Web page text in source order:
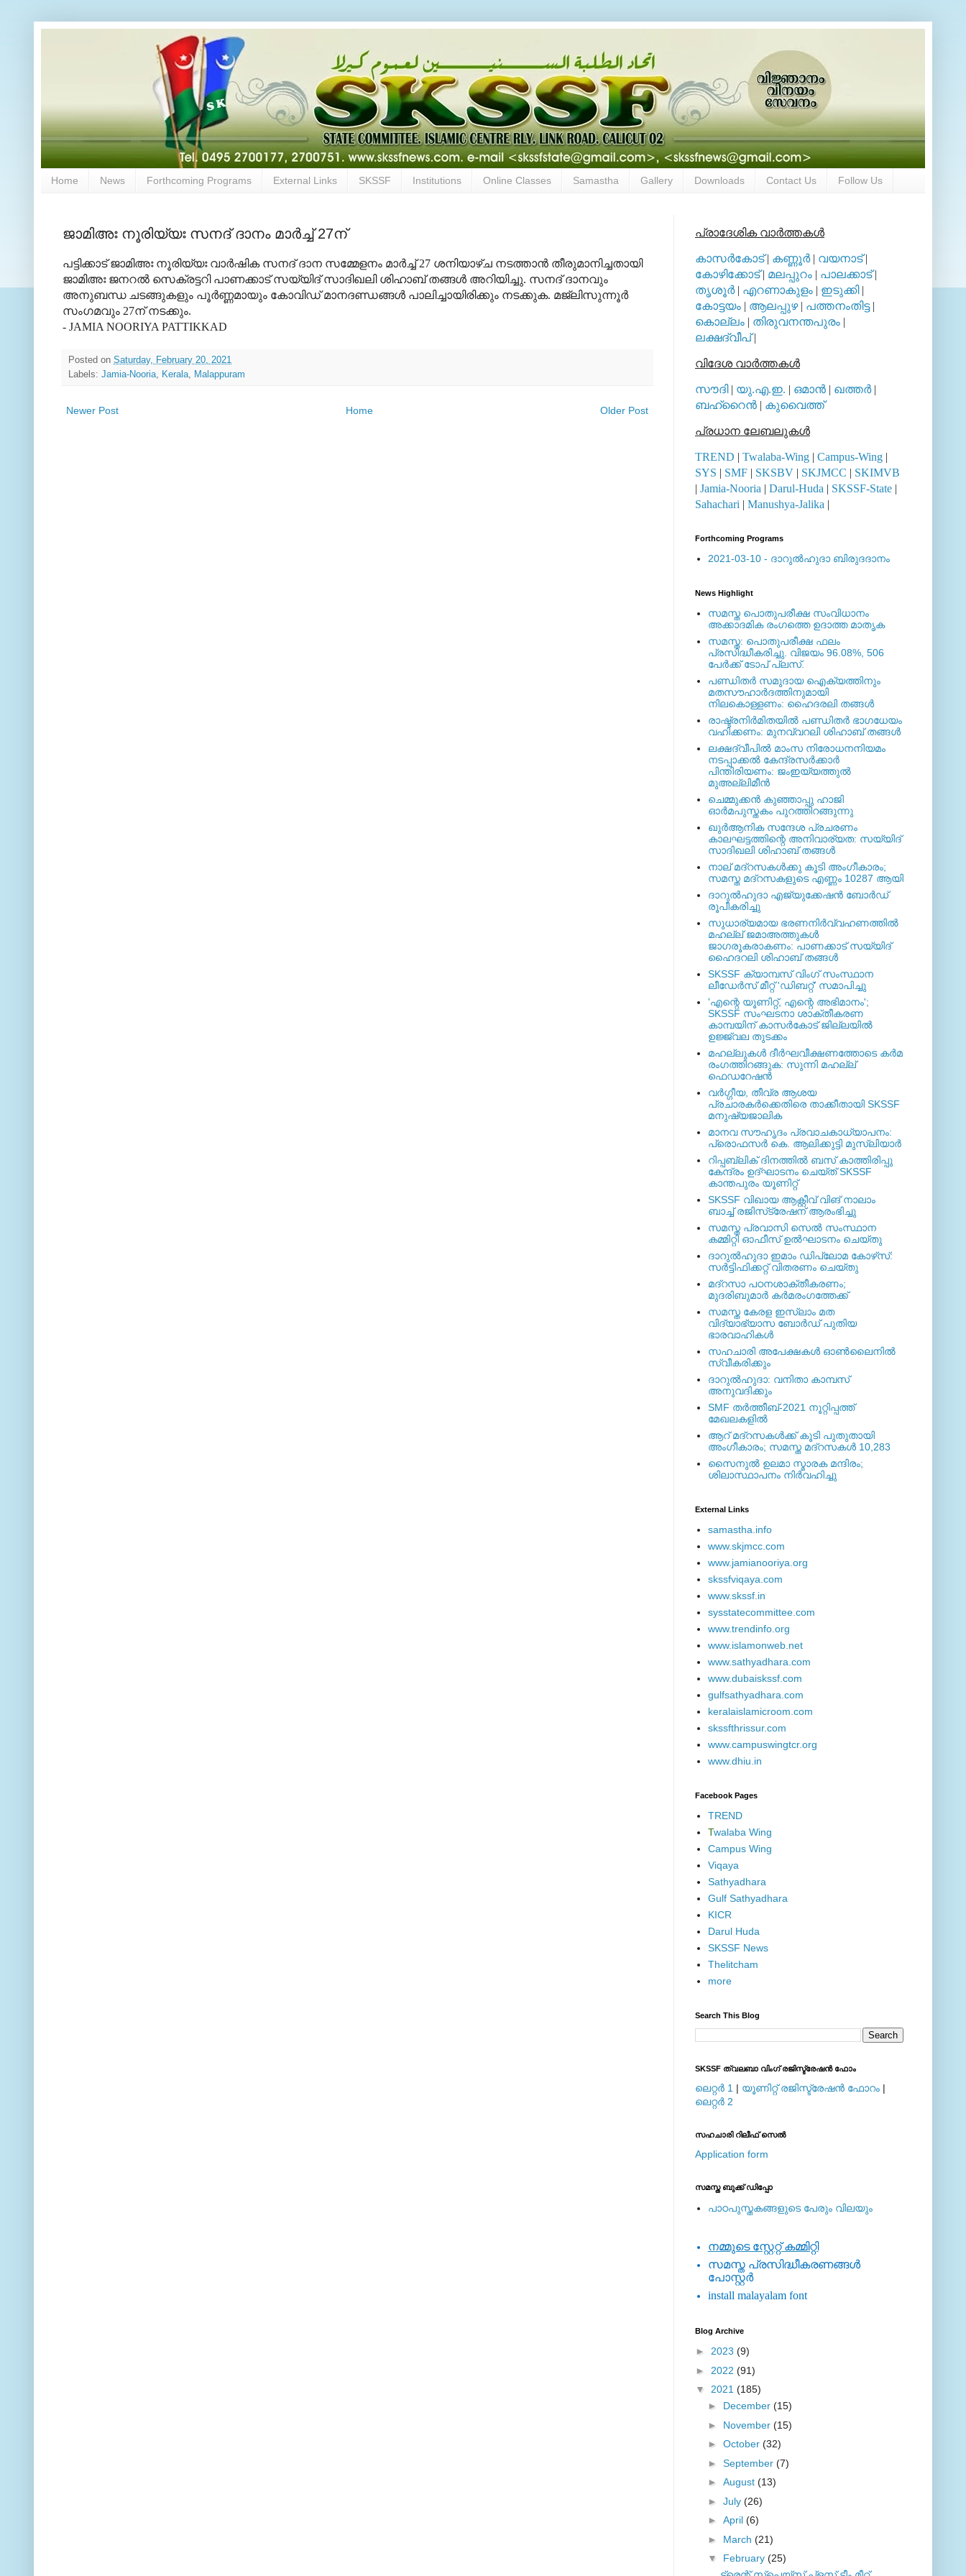
Home News Forthcoming Programs External Links SKSSF Institutions Online Classes Samastha Gallery Downloads Contact Us Follow Us
ജാമിഅഃ നൂരിയ്യഃ സനദ് ദാനം മാര്‍ച്ച് 27ന്
പട്ടിക്കാട് ജാമിഅഃ നൂരിയ്യഃ വാര്‍ഷിക സനദ് ദാന സമ്മേളനം മാര്‍ച്ച് 27 ശനിയാഴ്ച നടത്താന്‍ തീരുമാനിച്ചതായി
ജാമിഅഃ ജനറല്‍ സെക്രട്ടറി പാണക്കാട് സയ്യിദ് സാദിഖലി ശിഹാബ് തങ്ങള്‍ അറിയിച്ചു. സനദ് ദാനവും
അനുബന്ധ ചടങ്ങുകളും പൂര്‍ണ്ണമായും കോവിഡ് മാനദണ്ഡങ്ങള്‍ പാലിച്ചായിരിക്കും നടക്കുക. മജ്‌ലിസുന്നൂര്‍
സംഗമവും 27ന് നടക്കും.
- JAMIA NOORIYA PATTIKKAD
Posted on Saturday, February 20, 2021
Labels: Jamia-Nooria Kerala Malappuram
Newer Post Older Post
Home
പ്രാദേശിക വാര്‍ത്തകള്‍
കാസര്‍കോട്| കണ്ണൂര്‍| വയനാട്|
കോഴിക്കോട്| മലപ്പുറം | പാലക്കാട്|
തൃശൂര്‍| എറണാകുളം | ഇടുക്കി|
കോട്ടയം | ആലപ്പുഴ| പത്തനംതിട്ട|
കൊല്ലം | തിരുവനന്തപുരം |
ലക്ഷദ്വീപ്|
വിദേശ വാര്‍ത്തകള്‍
സൗദി| യു.എ.ഇ. | ഒമാന്‍ | ഖത്തര്‍|
ബഹ്റൈന്‍ | കുവൈത്ത്
പ്രധാന ലേബലുകള്‍
TREND | Twalaba-Wing | Campus-Wing |
SYS | SMF | SKSBV | SKJMCC | SKIMVB
| Jamia-Nooria | Darul-Huda | SKSSF-State |
Sahachari | Manushya-Jalika |
Forthcoming Programs
2021-03-10 - ദാറുല്‍ഹുദാ ബിരുദദാനം
News Highlight
സമസ്ത പൊതുപരീക്ഷ സംവിധാനം
അക്കാദമിക രംഗത്തെ ഉദാത്ത മാതൃക
സമസ്ത: പൊതുപരീക്ഷ ഫലം
പ്രസിദ്ധീകരിച്ചു. വിജയം 96.08%, 506
പേര്‍ക്ക് ടോപ് പ്ലസ്.
പണ്ഡിതര്‍ സമുദായ ഐക്യത്തിനും
മതസൗഹാര്‍ദത്തിനുമായി
നിലകൊള്ളണം: ഹൈദരലി തങ്ങള്‍
രാഷ്ട്രനിര്‍മിതയില്‍ പണ്ഡിതര്‍ ഭാഗധേയം
വഹിക്കണം: മുനവ്വറലി ശിഹാബ് തങ്ങള്‍
ലക്ഷദ്വീപില്‍ മാംസ നിരോധനനിയമം
നടപ്പാക്കല്‍ കേന്ദ്രസര്‍ക്കാര്‍
പിന്തിരിയണം: ജംഇയ്യത്തുല്‍
മുഅല്ലിമീന്‍
ചെമ്മുക്കന്‍ കുഞ്ഞാപ്പു ഹാജി
ഓര്‍മപുസ്തകം പുറത്തിറങ്ങുന്നു
ഖുര്‍ആനിക സന്ദേശ പ്രചരണം
കാലഘട്ടത്തിന്റെ അനിവാര്യത: സയ്യിദ്
സാദിഖലി ശിഹാബ് തങ്ങള്‍
നാല് മദ്‌റസകള്‍ക്കു കൂടി അംഗീകാരം;
സമസ്ത മദ്‌റസകളുടെ എണ്ണം 10287 ആയി
ദാറുല്‍ഹുദാ എജ്യുക്കേഷന്‍ ബോര്‍ഡ്
രൂപീകരിച്ചു
സുധാര്യമായ ഭരണനിര്‍വ്വഹണത്തില്‍
മഹല്ല് ജമാഅത്തുകള്‍
ജാഗരൂകരാകണം: പാണക്കാട് സയ്യിദ്
ഹൈദറലി ശിഹാബ് തങ്ങള്‍
SKSSF ക്യാമ്പസ് വിംഗ് സംസ്ഥാന
ലീഡേർസ് മീറ്റ് 'ഡിബറ്റ്' സമാപിച്ചു
'എന്റെ യൂണിറ്റ്, എന്റെ അഭിമാനം';
SKSSF സംഘടനാ ശാക്തീകരണ
കാമ്പയിന് കാസര്‍കോട് ജില്ലയില്‍
ഉജ്ജ്വല തുടക്കം
മഹല്ലുകള്‍ ദീര്‍ഘവീക്ഷണത്തോടെ കര്‍മ
രംഗത്തിറങ്ങുക: സുന്നി മഹല്ല്
ഫെഡറേഷന്‍
വര്‍ഗ്ഗീയ, തീവ്ര ആശയ
പ്രചാരകര്‍ക്കെതിരെ താക്കീതായി SKSSF
മനുഷ്യജാലിക
മാനവ സൗഹൃദം പ്രവാചകാധ്യാപനം:
പ്രൊഫസർ കെ. ആലിക്കുട്ടി മുസ്ലിയാർ
റിപ്പബ്ലിക് ദിനത്തില്‍ ബസ് കാത്തിരിപ്പു
കേന്ദ്രം ഉദ്ഘാടനം ചെയ്ത്‌ SKSSF
കാന്തപുരം യൂണിറ്റ്
SKSSF വിഖായ ആക്റ്റീവ് വിങ് നാലാം
ബാച്ച് രജിസ്‌ട്രേഷന് ആരംഭിച്ചു
സമസ്ത പ്രവാസി സെല്‍ സംസ്ഥാന
കമ്മിറ്റി ഓഫീസ് ഉല്‍ഘാടനം ചെയ്തു
ദാറുല്‍ഹുദാ ഇമാം ഡിപ്ലോമ കോഴ്‌സ്:
സര്‍ട്ടിഫിക്കറ്റ് വിതരണം ചെയ്തു
മദ്‌റസാ പഠനശാക്തീകരണം;
മുദരിബുമാര്‍ കര്‍മരംഗത്തേക്ക്
സമസ്ത കേരള ഇസ്ലാം മത
വിദ്യാഭ്യാസ ബോര്‍ഡ് പുതിയ
ഭാരവാഹികള്‍
സഹചാരി അപേക്ഷകൾ ഓൺലൈനിൽ
സ്വീകരിക്കും
ദാറുല്‍ഹുദാ: വനിതാ കാമ്പസ്
അനുവദിക്കും
SMF തര്‍ത്തീബ്-2021 നൂറ്റിപ്പത്ത്
മേഖലകളില്‍
ആറ് മദ്റസകള്‍ക്ക് കൂടി പുതുതായി
അംഗീകാരം; സമസ്ത മദ്റസകള്‍ 10,283
സൈനുല്‍ ഉലമാ സ്മാരക മന്ദിരം;
ശിലാസ്ഥാപനം നിര്‍വഹിച്ചു
External ‎Links
samastha.info
www.skjmcc.com
www.jamianooriya.org
skssfviqaya.com
www.skssf.in
sysstatecommittee.com
www.trendinfo.org
www.islamonweb.net
www.sathyadhara.com
www.dubaiskssf.com
gulfsathyadhara.com
keralaislamicroom.com
skssfthrissur.com
www.campuswingtcr.org
www.dhiu.in
Facebook Pages
TREND
Twalaba Wing
Campus Wing
Viqaya
Sathyadhara
Gulf Sathyadhara
KICR
Darul Huda
SKSSF News
Thelitcham
more
Search This Blog
SKSSF ത്വലബാ വിംഗ് രജിസ്ട്രേഷന്‍ ഫോം
ലെറ്റര്‍ 1 | യൂണിറ്റ് രജിസ്ട്രേഷന്‍ ഫോറം |
ലെറ്റര്‍ 2
സഹചാരി റിലീഫ് സെല്‍
Application form
സമസ്ത ബുക്ക് ഡിപ്പോ
പാഠപുസ്തകങ്ങളുടെ പേരും വിലയും
നമ്മുടെ സ്റ്റേറ്റ് കമ്മിറ്റി
സമസ്ത പ്രസിദ്ധീകരണങ്ങള്‍
പോസ്റ്റര്‍
install malayalam font
Blog Archive
► 2023 (9)
► 2022 (91)
▼ 2021 (185)
► December (15)
► November (15)
► October (32)
► September (7)
► August (13)
► July (26)
► April (6)
► March (21)
▼ February (25)